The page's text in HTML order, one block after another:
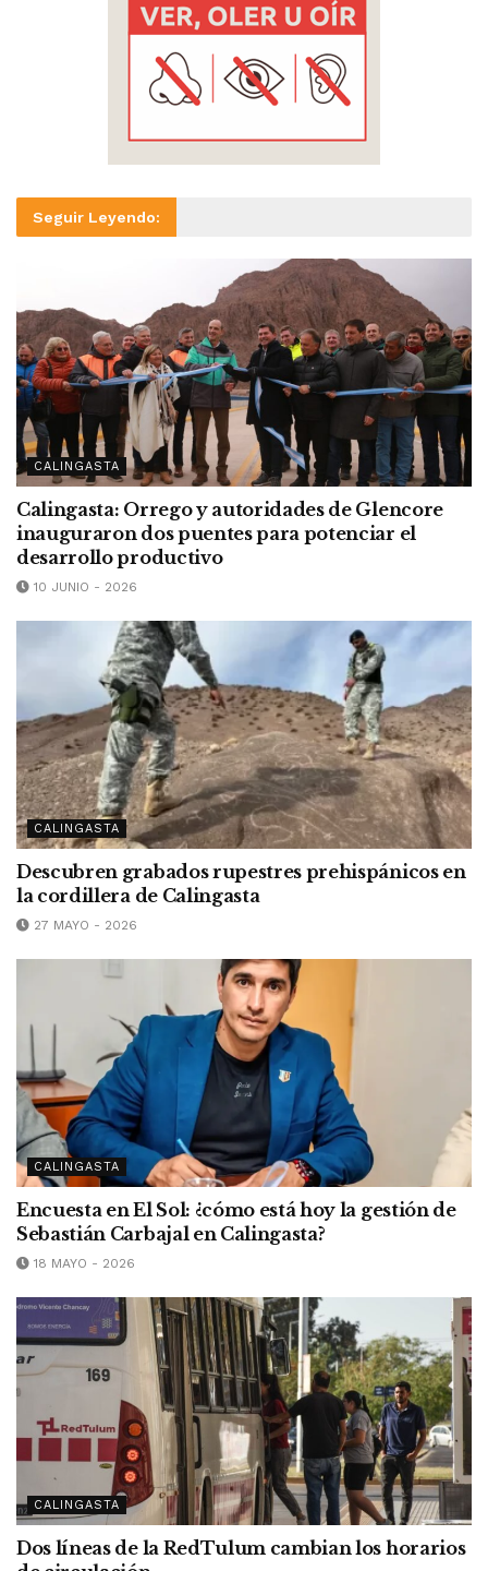
Seguir Leyendo:
CALINGASTA
Calingasta: Orrego y autoridades de Glencore
inauguraron dos puentes para potenciar el
desarrollo productivo
10 JUNIO - 2026
CALINGASTA
Descubren grabados rupestres prehispánicos en
la cordillera de Calingasta
27 MAYO - 2026
CALINGASTA
Encuesta en El Sol: ¿cómo está hoy la gestión de
Sebastián Carbajal en Calingasta?
18 MAYO - 2026
CALINGASTA
Dos líneas de la RedTulum cambian los horarios